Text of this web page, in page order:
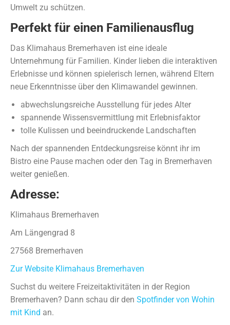
Umwelt zu schützen.
Perfekt für einen Familienausflug
Das Klimahaus Bremerhaven ist eine ideale
Unternehmung für Familien. Kinder lieben die interaktiven
Erlebnisse und können spielerisch lernen, während Eltern
neue Erkenntnisse über den Klimawandel gewinnen.
abwechslungsreiche Ausstellung für jedes Alter
spannende Wissensvermittlung mit Erlebnisfaktor
tolle Kulissen und beeindruckende Landschaften
Nach der spannenden Entdeckungsreise könnt ihr im
Bistro eine Pause machen oder den Tag in Bremerhaven
weiter genießen.
Adresse:
Klimahaus Bremerhaven
Am Längengrad 8
27568 Bremerhaven
Zur Website Klimahaus Bremerhaven
Suchst du weitere Freizeitaktivitäten in der Region
Bremerhaven? Dann schau dir den Spotfinder von Wohin
mit Kind an.